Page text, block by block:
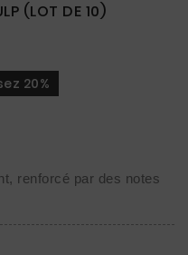
(LOT DE 10)
20%
renforcé par des notes